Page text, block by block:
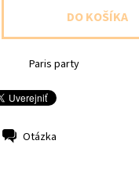
Paris party
Otázka